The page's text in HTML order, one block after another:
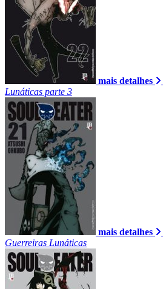
mais detalhes
Lunáticas parte 3
mais detalhes
Guerreiras Lunáticas